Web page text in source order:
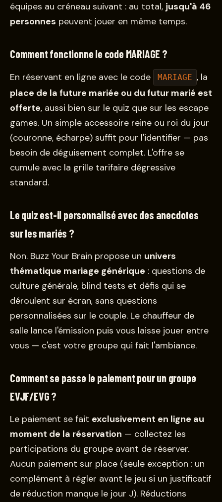
équipes au créneau suivant : au total, jusqu'à 46
personnes peuvent jouer en même temps.
Comment fonctionne le code MARIAGE ?
En réservant en ligne avec le code MARIAGE , la
place de la future mariée ou du futur marié est
offerte, aussi bien sur le quiz que sur les escape
games. Un simple accessoire reine ou roi du jour
(couronne, écharpe) suffit pour l'identifier — pas
besoin de déguisement complet. L'offre se
cumule avec la grille tarifaire dégressive
standard.
Le quiz est-il personnalisé avec des anecdotes
sur les mariés ?
Non. Buzz Your Brain propose un univers
thématique mariage générique : questions de
culture générale, blind tests et défis qui se
déroulent sur écran, sans questions
personnalisées sur le couple. Le chauffeur de
salle lance l'émission puis vous laisse jouer entre
vous — c'est votre groupe qui fait l'ambiance.
Comment se passe le paiement pour un groupe
EVJF/EVG ?
Le paiement se fait exclusivement en ligne au
moment de la réservation — collectez les
participations du groupe avant de réserver.
Aucun paiement sur place (seule exception : un
complément à régler avant le jeu si un justificatif
de réduction manque le jour J). Réductions